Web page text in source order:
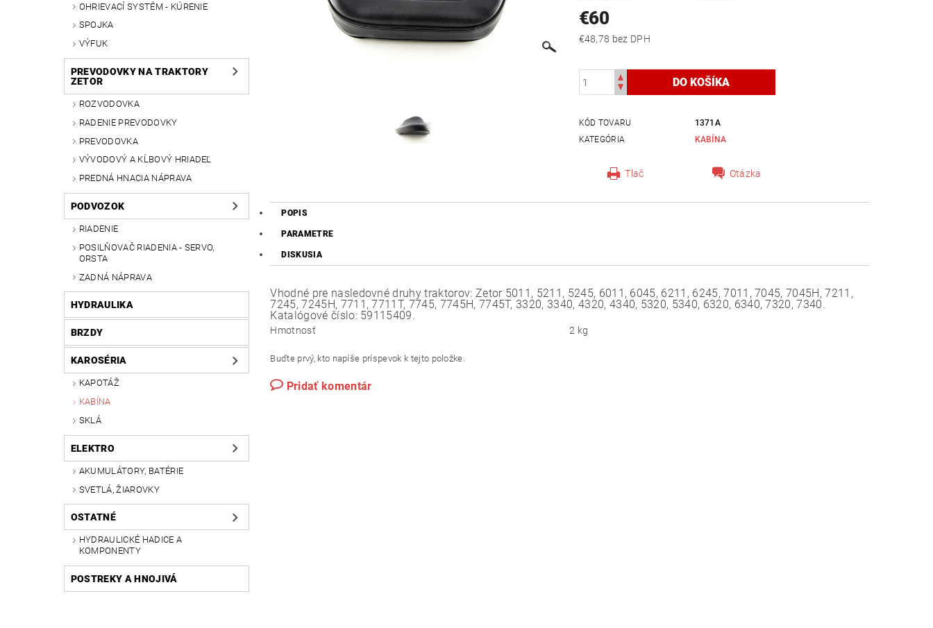
OHRIEVACÍ SYSTÉM - KÚRENIE
SPOJKA
VÝFUK
PREVODOVKY NA TRAKTORY
ZETOR
ROZVODOVKA
RADENIE PREVODOVKY
PREVODOVKA
VÝVODOVÝ A KĹBOVÝ HRIADEĽ
PREDNÁ HNACIA NÁPRAVA
PODVOZOK
RIADENIE
POSILŇOVAČ RIADENIA - SERVO,
ORSTA
ZADNÁ NÁPRAVA
HYDRAULIKA
BRZDY
KAROSÉRIA
KAPOTÁŽ
KABÍNA
SKLÁ
ELEKTRO
AKUMULÁTORY, BATÉRIE
SVETLÁ, ŽIAROVKY
OSTATNÉ
HYDRAULICKÉ HADICE A
KOMPONENTY
POSTREKY A HNOJIVÁ
€60
€48,78 bez DPH
KÓD TOVARU
1371A
KATEGÓRIA
KABÍNA
Tlač Otázka
POPIS
PARAMETRE
DISKUSIA
Vhodné pre nasledovné druhy traktorov: Zetor 5011, 5211, 5245, 6011, 6045, 6211, 6245, 7011, 7045, 7045H, 7211,
7245, 7245H, 7711, 7711T, 7745, 7745H, 7745T, 3320, 3340, 4320, 4340, 5320, 5340, 6320, 6340, 7320, 7340.
Katalógové číslo: 59115409.
Hmotnosť 2 kg
Buďte prvý, kto napíše príspevok k tejto položke.
Pridať komentár